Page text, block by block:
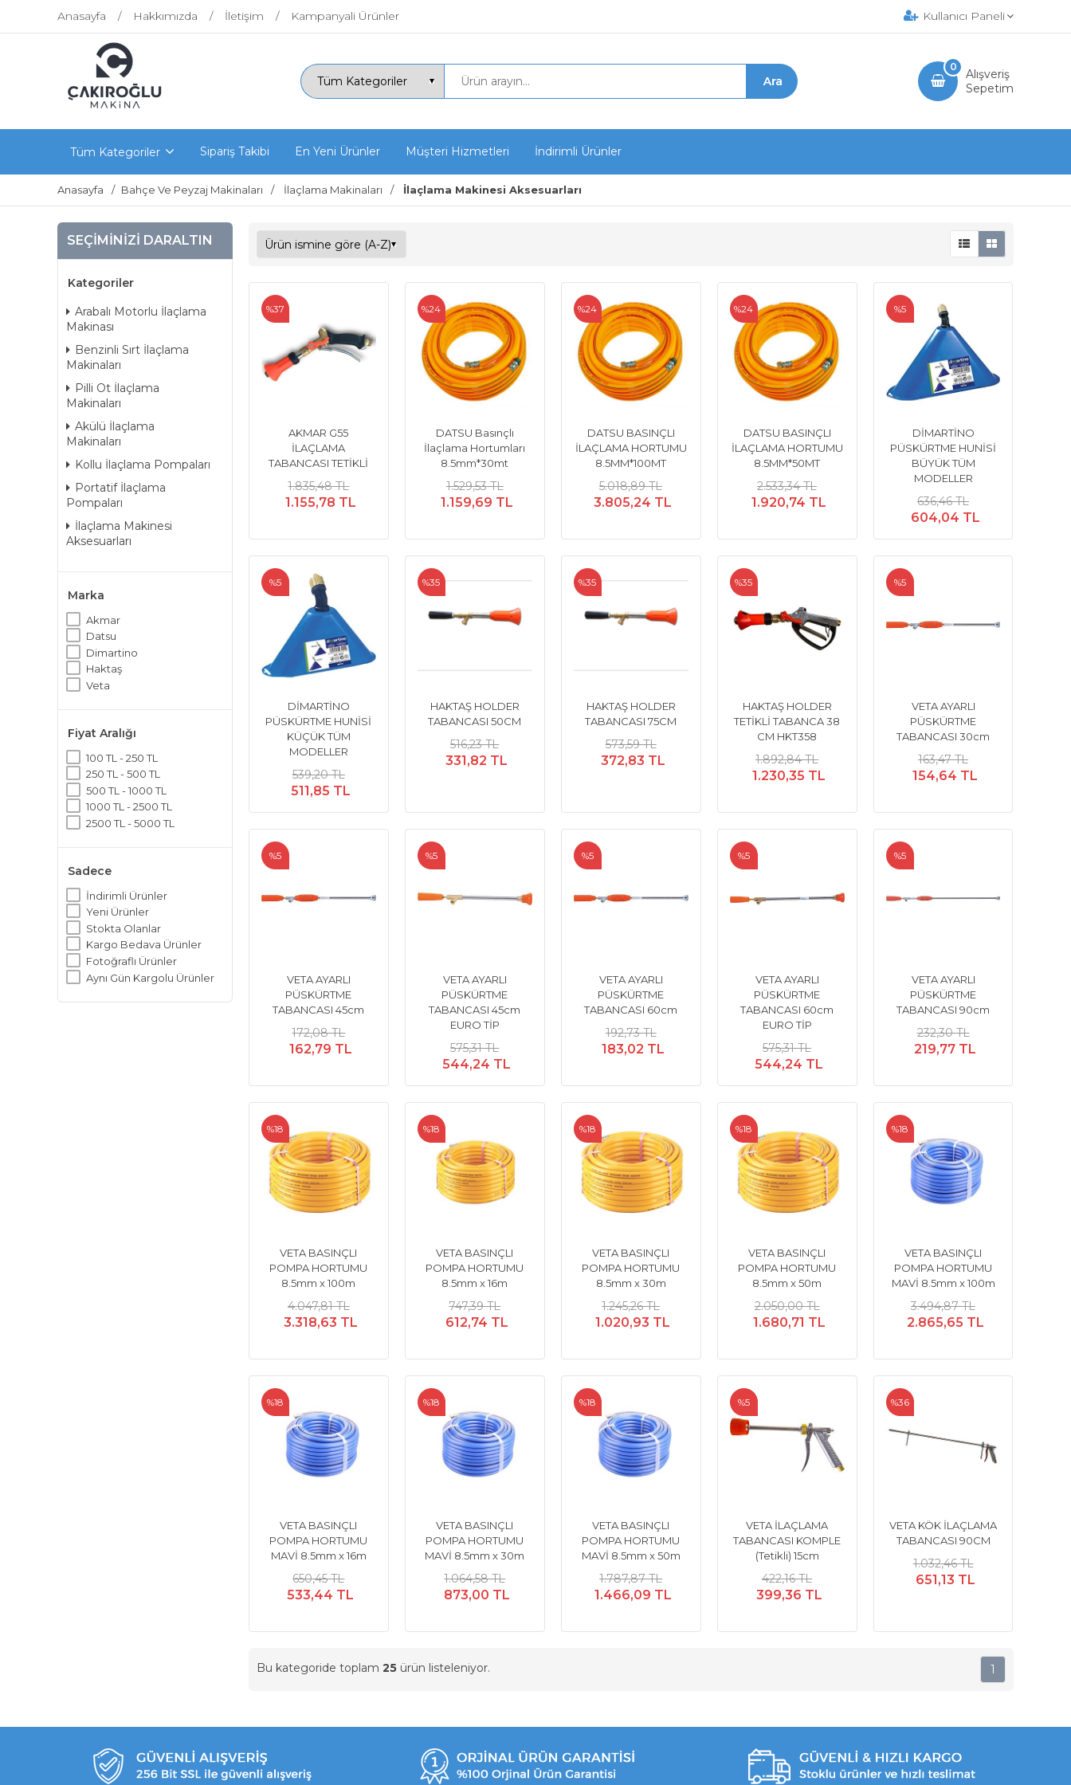
Anasayfa Hakkımızda İletişim Kampanyali Ürünler Kullanıcı Paneli
Alışveriş
Sepetim
0
Tüm Kategoriler Sipariş Takibi En Yeni Ürünler Müşteri Hizmetleri İndirimli Ürünler
Anasayfa Bahçe Ve Peyzaj Makinaları İlaçlama Makinaları İlaçlama Makinesi Aksesuarları
SEÇIMINIZI DARALTIN
Kategoriler
Arabalı Motorlu İlaçlama
Makinası
Benzinli Sırt İlaçlama
Makinaları
Pilli Ot İlaçlama
Makinaları
Akülü İlaçlama
Makinaları
Kollu İlaçlama Pompaları
Portatif İlaçlama
Pompaları
İlaçlama Makinesi
Aksesuarları
Marka
Akmar
Datsu
Dimartino
Haktaş
Veta
Fiyat Aralığı
100 TL - 250 TL
250 TL - 500 TL
500 TL - 1000 TL
1000 TL - 2500 TL
2500 TL - 5000 TL
Sadece
İndirimli Ürünler
Yeni Ürünler
Stokta Olanlar
Kargo Bedava Ürünler
Fotoğraflı Ürünler
Aynı Gün Kargolu Ürünler
AKMAR G55
İLAÇLAMA
TABANCASI TETİKLİ
1.835,48 TL
1.155,78 TL
%37
DATSU Basınçlı
İlaçlama Hortumları
8.5mm*30mt
1.529,53 TL
1.159,69 TL
%24
DATSU BASINÇLI
İLAÇLAMA HORTUMU
8.5MM*100MT
5.018,89 TL
3.805,24 TL
%24
DATSU BASINÇLI
İLAÇLAMA HORTUMU
8.5MM*50MT
2.533,34 TL
1.920,74 TL
%24
DİMARTİNO
PÜSKÜRTME HUNİSİ
BÜYÜK TÜM
MODELLER
636,46 TL
604,04 TL
%5
DİMARTİNO
PÜSKÜRTME HUNİSİ
KÜÇÜK TÜM
MODELLER
539,20 TL
511,85 TL
%5
HAKTAŞ HOLDER
TABANCASI 50CM
516,23 TL
331,82 TL
%35
HAKTAŞ HOLDER
TABANCASI 75CM
573,59 TL
372,83 TL
%35
HAKTAŞ HOLDER
TETİKLİ TABANCA 38
CM HKT358
1.892,84 TL
1.230,35 TL
%35
VETA AYARLI
PÜSKÜRTME
TABANCASI 30cm
163,47 TL
154,64 TL
%5
VETA AYARLI
PÜSKÜRTME
TABANCASI 45cm
172,08 TL
162,79 TL
%5
VETA AYARLI
PÜSKÜRTME
TABANCASI 45cm
EURO TİP
575,31 TL
544,24 TL
%5
VETA AYARLI
PÜSKÜRTME
TABANCASI 60cm
192,73 TL
183,02 TL
%5
VETA AYARLI
PÜSKÜRTME
TABANCASI 60cm
EURO TİP
575,31 TL
544,24 TL
%5
VETA AYARLI
PÜSKÜRTME
TABANCASI 90cm
232,30 TL
219,77 TL
%5
VETA BASINÇLI
POMPA HORTUMU
8.5mm x 100m
4.047,81 TL
3.318,63 TL
%18
VETA BASINÇLI
POMPA HORTUMU
8.5mm x 16m
747,39 TL
612,74 TL
%18
VETA BASINÇLI
POMPA HORTUMU
8.5mm x 30m
1.245,26 TL
1.020,93 TL
%18
VETA BASINÇLI
POMPA HORTUMU
8.5mm x 50m
2.050,00 TL
1.680,71 TL
%18
VETA BASINÇLI
POMPA HORTUMU
MAVİ 8.5mm x 100m
3.494,87 TL
2.865,65 TL
%18
VETA BASINÇLI
POMPA HORTUMU
MAVİ 8.5mm x 16m
650,45 TL
533,44 TL
%18
VETA BASINÇLI
POMPA HORTUMU
MAVİ 8.5mm x 30m
1.064,58 TL
873,00 TL
%18
VETA BASINÇLI
POMPA HORTUMU
MAVİ 8.5mm x 50m
1.787,87 TL
1.466,09 TL
%18
VETA İLAÇLAMA
TABANCASI KOMPLE
(Tetikli) 15cm
422,16 TL
399,36 TL
%5
VETA KÖK İLAÇLAMA
TABANCASI 90CM
1.032,46 TL
651,13 TL
%36
Bu kategoride toplam 25 ürün listeleniyor. 1